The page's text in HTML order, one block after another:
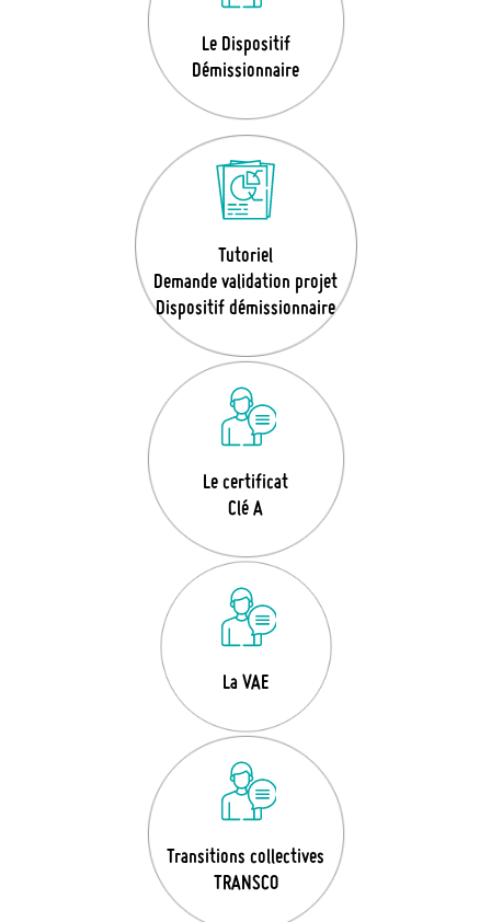
Le Dispositif
Démissionnaire
Tutoriel
Demande validation projet
Dispositif démissionnaire
Le certificat
Clé A
La VAE
Transitions collectives
TRANSCO